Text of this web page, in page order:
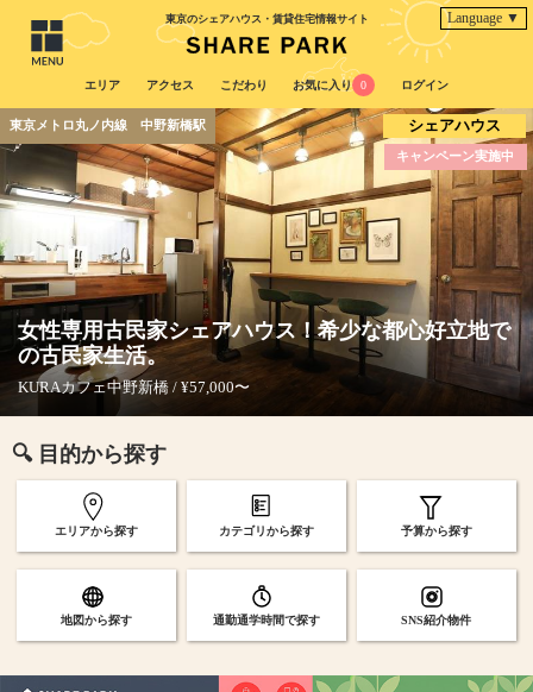
東京のシェアハウス・賃貸住宅情報サイト Language ▼
エリア アクセス こだわり お気に入り 0 ログイン
東京メトロ丸ノ内線 中野新橋駅
女性専用古民家シェアハウス！希少な都心好立地で
の古民家生活。
KURAカフェ中野新橋 / ¥57,000〜
シェアハウス
キャンペーン実施中
🔍 目的から探す
エリアから探す カテゴリから探す 予算から探す
地図から探す 通勤通学時間で探す SNS紹介物件